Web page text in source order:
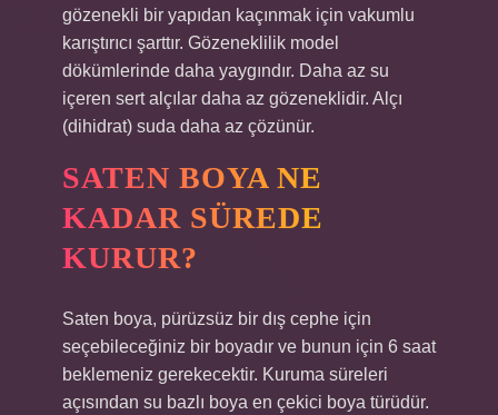
gözenekli bir yapıdan kaçınmak için vakumlu
karıştırıcı şarttır. Gözeneklilik model
dökümlerinde daha yaygındır. Daha az su
içeren sert alçılar daha az gözeneklidir. Alçı
(dihidrat) suda daha az çözünür.
SATEN BOYA NE
KADAR SÜREDE
KURUR?
Saten boya, pürüzsüz bir dış cephe için
seçebileceğiniz bir boyadır ve bunun için 6 saat
beklemeniz gerekecektir. Kuruma süreleri
açısından su bazlı boya en çekici boya türüdür.